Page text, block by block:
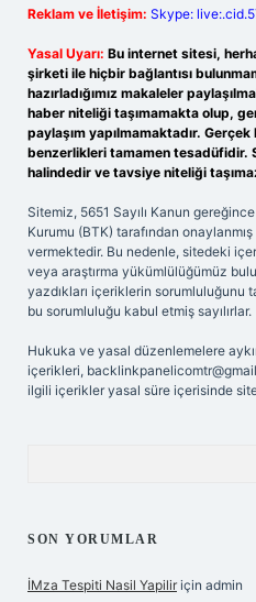
Reklam ve İletişim: Skype:
Yasal Uyarı: Bu internet sitesi,
şirketi ile hiçbir bağlantısı
hazırladığımız makaleler
haber niteliği taşımamakta olup,
paylaşım yapılmamaktadır.
benzerlikleri tamamen tesadüfidir.
halindedir ve tavsiye niteliği
Sitemiz, 5651 Sayılı Kanun
Kurumu (BTK) tarafından
vermektedir. Bu nedenle, sitedeki
veya araştırma yükümlülüğümüz
yazdıkları içeriklerin sorumluluğunu
bu sorumluluğu kabul etmiş sayılırlar.
Hukuka ve yasal düzenlemelere
içerikleri,
ilgili içerikler yasal süre içerisinde
SON YORUMLAR
İMza Tespiti Nasil Yapilir için admin